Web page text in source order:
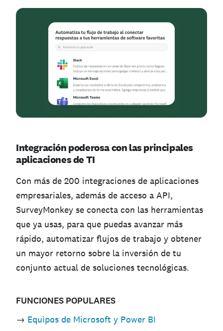
Integración poderosa con las principales
aplicaciones de TI
Con más de 200 integraciones de aplicaciones
empresariales, además de acceso a API,
SurveyMonkey se conecta con las herramientas
que ya usas, para que puedas avanzar más
rápido, automatizar flujos de trabajo y obtener
un mayor retorno sobre la inversión de tu
conjunto actual de soluciones tecnológicas.
FUNCIONES POPULARES
→ Equipos de Microsoft y Power BI